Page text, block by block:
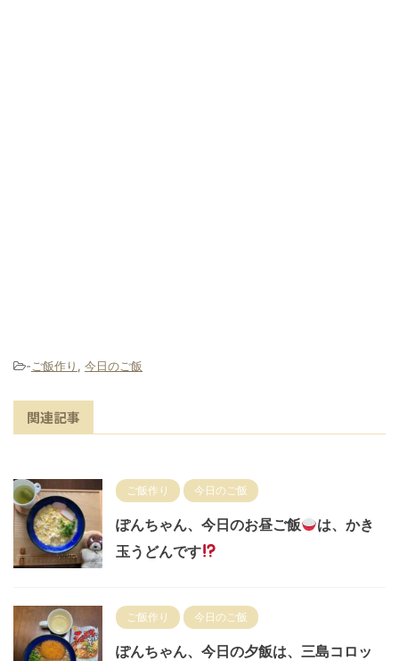
- ご飯作り , 今日のご飯
関連記事
ご飯作り 今日のご飯
ぽんちゃん、今日のお昼ご飯
は、かき
玉うどんです
ご飯作り 今日のご飯
ぽんちゃん、今日の夕飯は、三島コロッ